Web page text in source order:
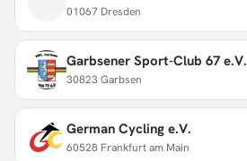
01067 Dresden
Garbsener Sport-Club 67 e.V.
30823 Garbsen
German Cycling e.V.
60528 Frankfurt am Main